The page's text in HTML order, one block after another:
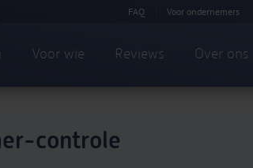
FAQ Voor ondernemers
Voor wie Reviews Over ons
controle